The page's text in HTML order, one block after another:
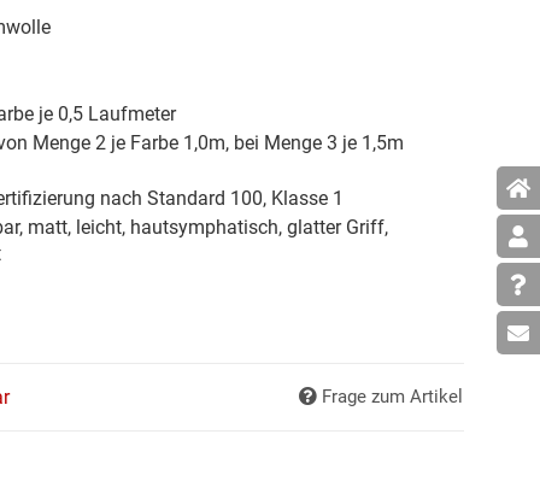
je 0,5 Laufmeter
Menge 2 je Farbe 1,0m, bei Menge 3 je 1,5m
nach Standard 100, Klasse 1
matt, leicht, hautsymphatisch, glatter Griff,
Frage zum Artikel